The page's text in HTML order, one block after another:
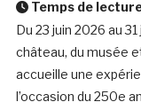
Temps de
Du 23 juin 2026 au
château, du musée
accueille une
l’occasion du 250e